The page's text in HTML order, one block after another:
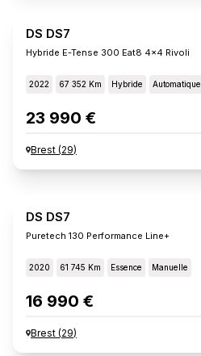
DS DS7
Hybride E-Tense 300 Eat8 4x4 Rivoli
2022 67 352 Km Hybride Automatique
23 990 €
Brest (29)
DS DS7
Puretech 130 Performance Line+
2020 61 745 Km Essence Manuelle
16 990 €
Brest (29)